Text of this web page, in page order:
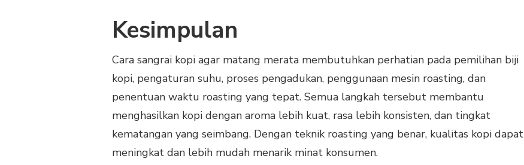
Kesimpulan
Cara sangrai kopi agar matang merata membutuhkan perhatian pada pemilihan biji
kopi, pengaturan suhu, proses pengadukan, penggunaan mesin roasting, dan
penentuan waktu roasting yang tepat. Semua langkah tersebut membantu
menghasilkan kopi dengan aroma lebih kuat, rasa lebih konsisten, dan tingkat
kematangan yang seimbang. Dengan teknik roasting yang benar, kualitas kopi dapat
meningkat dan lebih mudah menarik minat konsumen.